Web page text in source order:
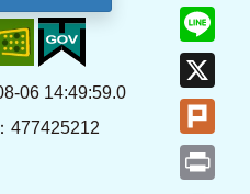
06 14:49:59.0
477425212